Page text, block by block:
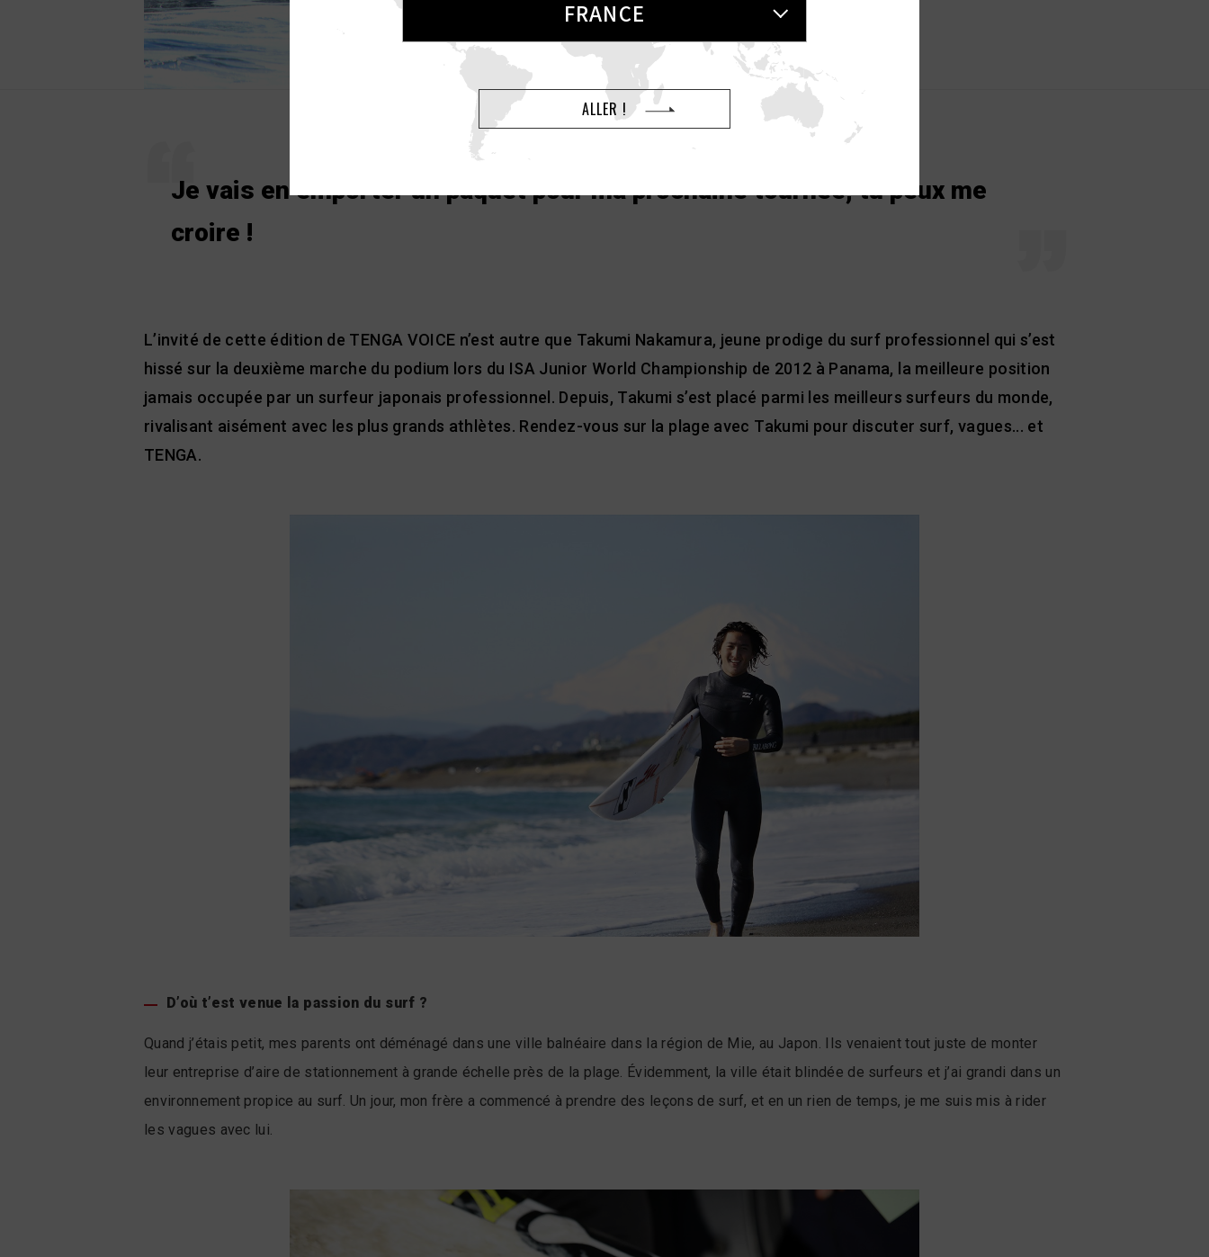
Je vais en emporter un paquet pour ma prochaine tournée, tu peux me
croire !
L’invité de cette édition de TENGA VOICE n’est autre que Takumi Nakamura, jeune prodige du surf professionnel qui s’est
hissé sur la deuxième marche du podium lors du ISA Junior World Championship de 2012 à Panama, la meilleure position
jamais occupée par un surfeur japonais professionnel. Depuis, Takumi s’est placé parmi les meilleurs surfeurs du monde,
rivalisant aisément avec les plus grands athlètes. Rendez-vous sur la plage avec Takumi pour discuter surf, vagues... et
TENGA.
D’où t’est venue la passion du surf ?
Quand j’étais petit, mes parents ont déménagé dans une ville balnéaire dans la région de Mie, au Japon. Ils venaient tout juste de monter
leur entreprise d’aire de stationnement à grande échelle près de la plage. Évidemment, la ville était blindée de surfeurs et j’ai grandi dans un
environnement propice au surf. Un jour, mon frère a commencé à prendre des leçons de surf, et en un rien de temps, je me suis mis à rider
les vagues avec lui.
FRANCE
ALLER !